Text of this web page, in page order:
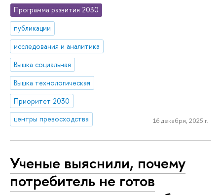
Программа развития 2030
публикации
исследования и аналитика
Вышка социальная
Вышка технологическая
Приоритет 2030
центры превосходства
16 декабря, 2025 г.
Ученые выяснили, почему
потребитель не готов